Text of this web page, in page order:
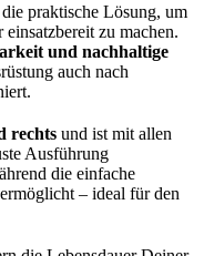
praktische Lösung, um
zu machen.
und nachhaltige
auch nach
rechts und ist mit allen
Ausführung
die einfache
– ideal für den